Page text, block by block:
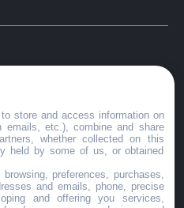
to store and access information on
etc.), combine and share
whether collected on this
held by some of us, or obtained
preferences, purchases,
and emails, phone, precise
and offering you services,